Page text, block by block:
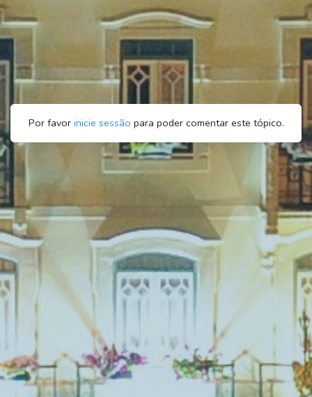
Por favor inicie sessão para poder comentar este tópico.